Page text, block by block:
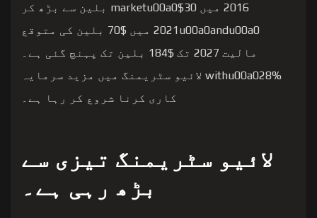
2016 میں marketu00a0$30 بلین سے بڑھ کر
2021u00a0andu00a0 میں $70 بلین کی متوقع
مالیت 2027 تک $184 بلین تک پہنچ گئی ہے۔
withu00a028% لائیو سٹریمنگ میں مزید سرمایہ
کاری کرنا شروع کر رہا ہے۔
لائیو سٹریمنگ تیزی سے
بڑھ رہی ہے۔